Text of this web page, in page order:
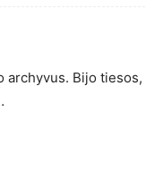
archyvus. Bijo tiesos,